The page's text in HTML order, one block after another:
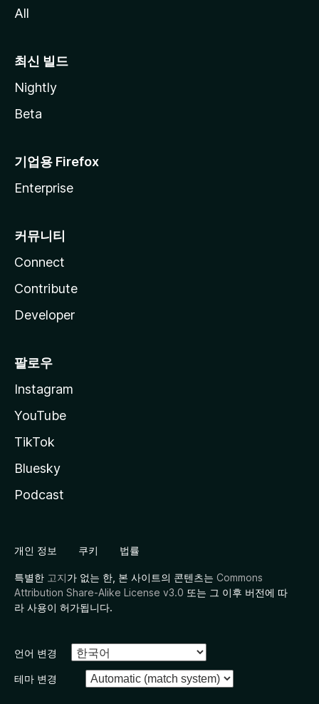
All
최신 빌드
Nightly
Beta
기업용 Firefox
Enterprise
커뮤니티
Connect
Contribute
Developer
팔로우
Instagram
YouTube
TikTok
Bluesky
Podcast
개인 정보 쿠키 법률
특별한 고지가 없는 한, 본 사이트의 콘텐츠는 Commons
Attribution Share-Alike License v3.0 또는 그 이후 버전에 따
라 사용이 허가됩니다.
언어 변경
테마 변경